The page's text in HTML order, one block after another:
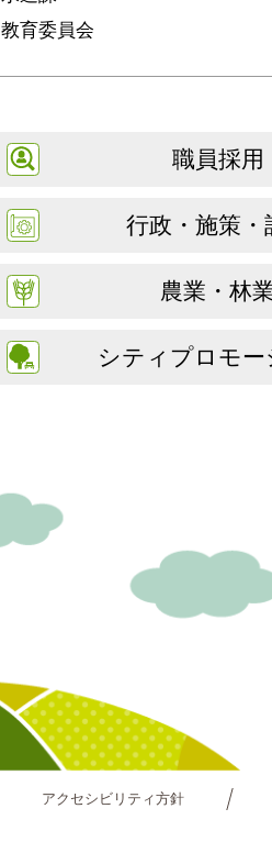
教育委員会
職員採用
行政・施策・
農業・林
シティプロモー
アクセシビリティ方針